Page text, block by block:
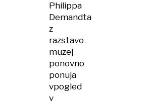
Philippa
Demandta
z
razstavo
muzej
ponovno
ponuja
vpogled
v